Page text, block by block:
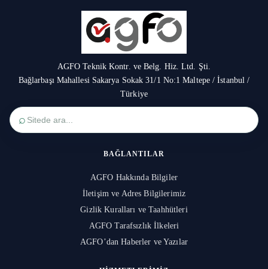
AGFO Teknik Kontr. ve Belg. Hiz. Ltd. Şti.
Bağlarbaşı Mahallesi Sakarya Sokak 31/1 No:1 Maltepe / İstanbul /
Türkiye
⌕
BAĞLANTILAR
AGFO Hakkında Bilgiler
İletişim ve Adres Bilgilerimiz
Gizlik Kuralları ve Taahhütleri
AGFO Tarafsızlık İlkeleri
AGFO’dan Haberler ve Yazılar